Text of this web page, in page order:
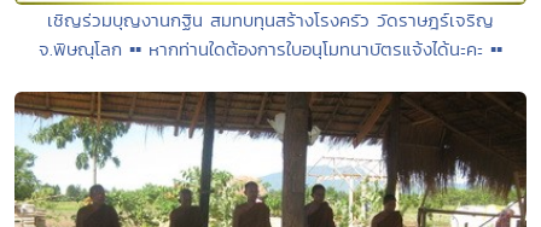
เชิญร่วมบุญงานกฐิน สมทบทุนสร้างโรงครัว วัดราษฎร์เจริญ
จ.พิษณุโลก ▪︎▪︎ หากท่านใดต้องการใบอนุโมทนาบัตรแจ้งได้นะคะ ▪︎▪︎